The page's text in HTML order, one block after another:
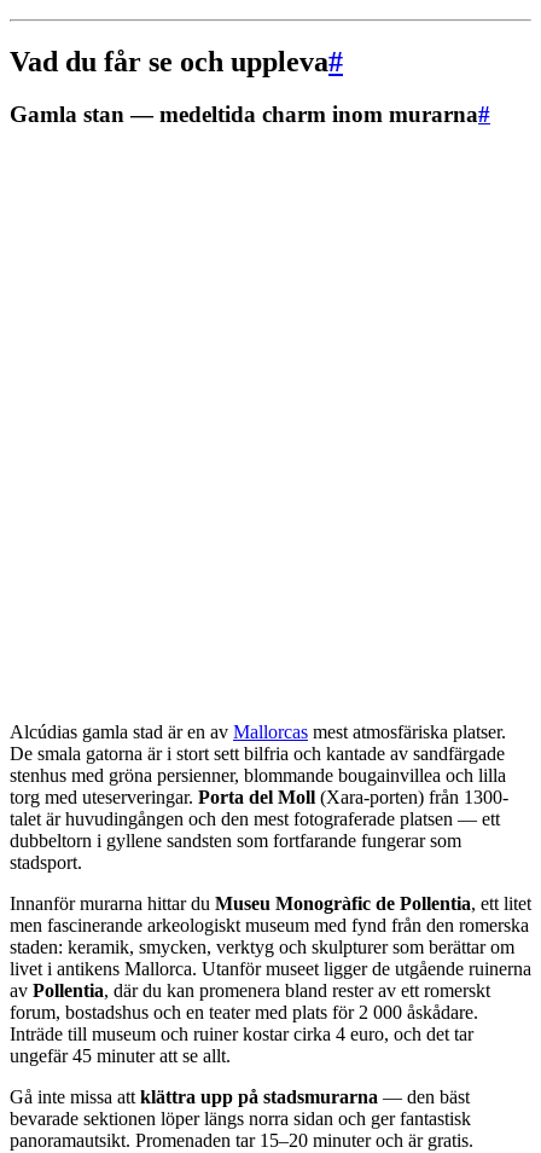
Vad du får se och uppleva#
Gamla stan — medeltida charm inom murarna#
Alcúdias gamla stad är en av Mallorcas mest atmosfäriska platser.
De smala gatorna är i stort sett bilfria och kantade av sandfärgade
stenhus med gröna persienner, blommande bougainvillea och lilla
torg med uteserveringar. Porta del Moll (Xara-porten) från 1300-
talet är huvudingången och den mest fotograferade platsen — ett
dubbeltorn i gyllene sandsten som fortfarande fungerar som
stadsport.
Innanför murarna hittar du Museu Monogràfic de Pollentia, ett litet
men fascinerande arkeologiskt museum med fynd från den romerska
staden: keramik, smycken, verktyg och skulpturer som berättar om
livet i antikens Mallorca. Utanför museet ligger de utgående ruinerna
av Pollentia, där du kan promenera bland rester av ett romerskt
forum, bostadshus och en teater med plats för 2 000 åskådare.
Inträde till museum och ruiner kostar cirka 4 euro, och det tar
ungefär 45 minuter att se allt.
Gå inte missa att klättra upp på stadsmurarna — den bäst
bevarade sektionen löper längs norra sidan och ger fantastisk
panoramautsikt. Promenaden tar 15–20 minuter och är gratis.